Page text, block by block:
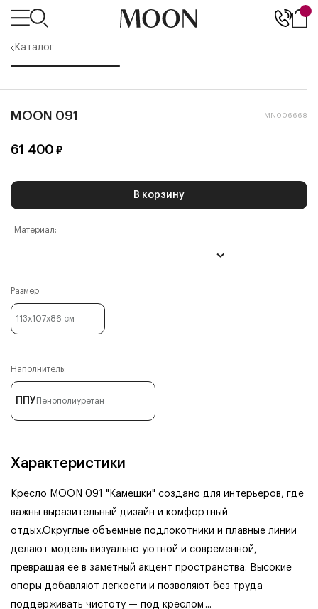
Каталог
MOON 091 MN006668
61 400 ₽
В корзину
Материал:
Размер
113x107x86 см
Наполнитель:
ППУ Пенополиуретан
Характеристики
Кресло MOON 091 "Камешки" создано для интерьеров, где
важны выразительный дизайн и комфортный
отдых.Округлые объемные подлокотники и плавные линии
делают модель визуально уютной и современной,
превращая ее в заметный акцент пространства. Высокие
опоры добавляют легкости и позволяют без труда
поддерживать чистоту — под креслом ...